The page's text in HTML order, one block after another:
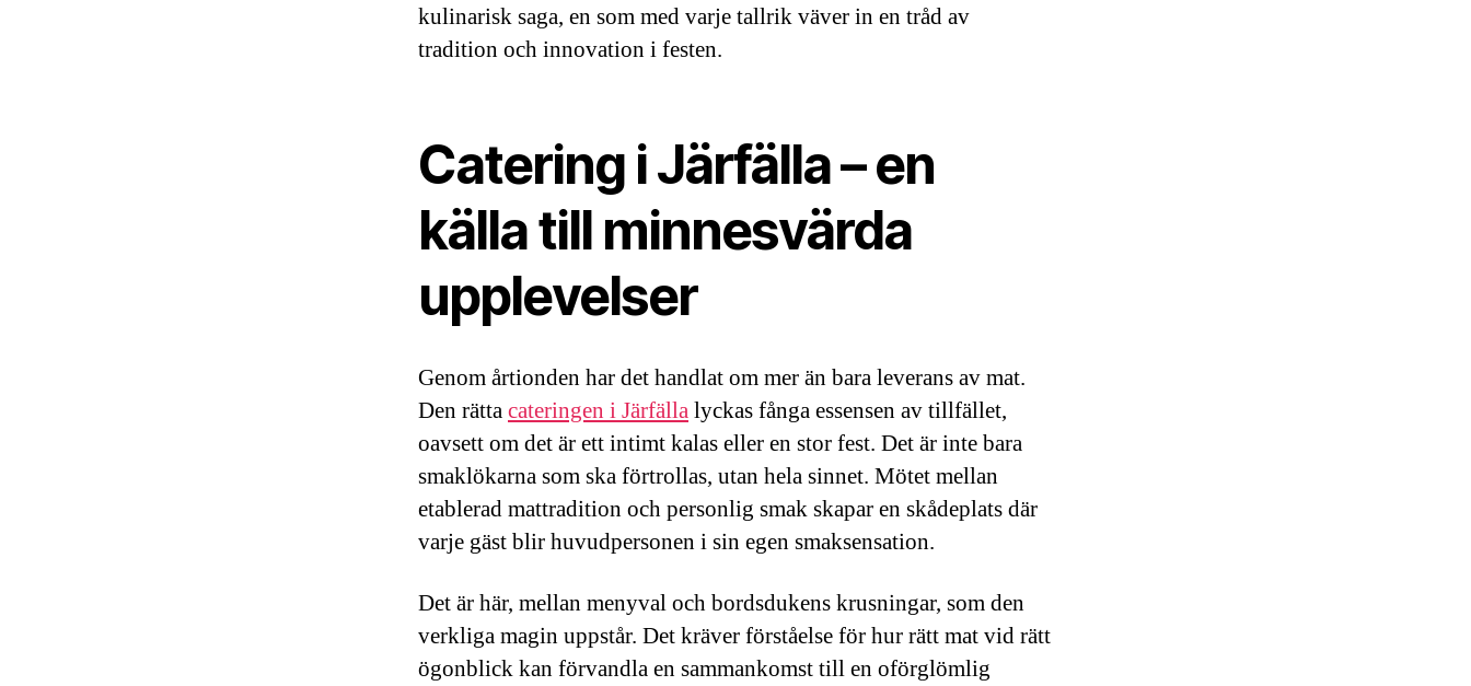
kulinarisk saga, en som med varje tallrik väver in en tråd av
tradition och innovation i festen.
Catering i Järfälla – en
källa till minnesvärda
upplevelser
Genom årtionden har det handlat om mer än bara leverans av mat.
Den rättacateringen i Järfällalyckas fånga essensen av tillfället,
oavsett om det är ett intimt kalas eller en stor fest. Det är inte bara
smaklökarna som ska förtrollas, utan hela sinnet. Mötet mellan
etablerad mattradition och personlig smak skapar en skådeplats där
varje gäst blir huvudpersonen i sin egen smaksensation.
Det är här, mellan menyval och bordsdukens krusningar, som den
verkliga magin uppstår. Det kräver förståelse för hur rätt mat vid rätt
ögonblick kan förvandla en sammankomst till en oförglömlig